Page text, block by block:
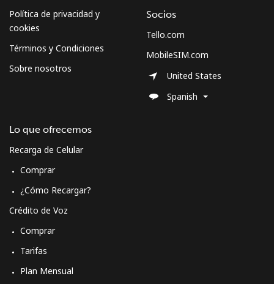
Política de privacidad y
cookies
Términos y Condiciones
Sobre nosotros
Lo que ofrecemos
Recarga de Celular
Comprar
¿Cómo Recargar?
Crédito de Voz
Comprar
Tarifas
Plan Mensual
Socios
Tello.com
MobileSIM.com
United States
Spanish